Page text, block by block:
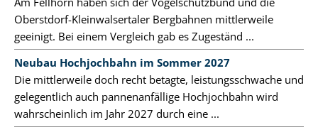
Oberstdorf-Kleinwalsertaler Bergbahnen mittlerweile
geeinigt. Bei einem Vergleich gab es Zugeständ ...
Neubau Hochjochbahn im Sommer 2027
Die mittlerweile doch recht betagte, leistungsschwache und
gelegentlich auch pannenanfällige Hochjochbahn wird
wahrscheinlich im Jahr 2027 durch eine ...